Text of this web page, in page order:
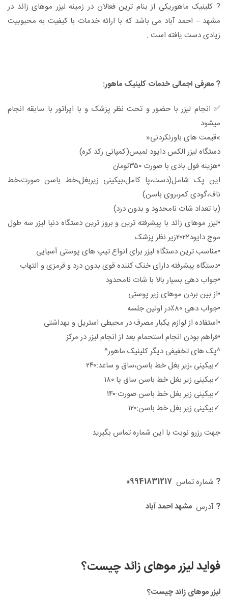
? کلینیک ماهوریکی از بنام ترین فعالان در زمینه لیزر موهای زائد در
مشهد – احمد آباد می باشد که با ارائه خدمات با کیفیت به محبوبیت
زیادی دست یافته است .
? معرفی اجمالی خدمات کلینیک ماهور:
✅ انجام لیزر با حضور و تحت نظر پزشک و با اپراتور با سابقه انجام
میشود
»قیمت های باورنکردنی«
دستگاه لیزر الکس دایود لمیس(کمپانی رکد کره)
•هزینه فول بادی با صورت ۳۵۰تومان
این پک شامل(دست،پا کامل،بیکینی زیربغل،خط باسن صورت،خط
ناف،گودی کمر،روی باسن)
(با تعداد شات نامحدود و بدون درد)
•لیزر موهای زائد با پیشرفته ترین و بروز ترین دستگاه دنیا لیزر سه طول
موج دایود۲۰۲۲زیر نظر پزشک
•مناسب ترین دستگاه لیزر برای انواع تیپ های پوستی آسیایی
•دستگاه پیشرفته دارای خنک کننده قوی بدون درد و قرمزی و التهاب
•جواب دهی بسیار بالا با شات نامحدود
•از بین بردن موهای زیر پوستی
•جواب دهی ۸۰٪در اولین جلسه
•استفاده از لوازم یکبار مصرف در محیطی استریل و بهداشتی
•فراهم بودن انجام استحمام بعد از انجام لیزر در مرکز
^پک های تخفیفی دیگر کلینیک ماهور^
✓بیکینی ،زیر بغل خط باسن،ساق و ساعد:۲۴۰
✓بیکینی زیر بغل خط باسن ساق پا:۱۸۰
✓بیکینی زیر بغل خط باسن صورت:۱۴۰
✓بیکینی زیر بغل خط باسن:۱۲۰
جهت رزرو نوبت با این شماره تماس بگیرید
? شماره تماس
? آدرس مشهد احمد آباد
فواید لیزر موهای زائدچیست؟
لیزر موهای زائد چیست؟